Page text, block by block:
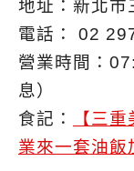
地址：新北市
電話： 02
營業時間：
息）
食記：
【三
業來一套油飯